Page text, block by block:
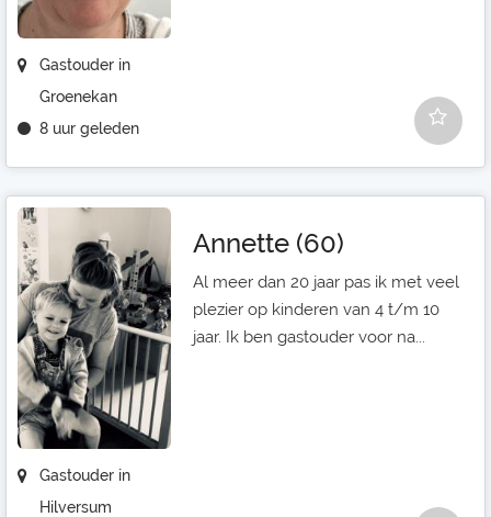
Gastouder in
Groenekan
8 uur geleden
Gastouder in
Hilversum
Annette (60)
Al meer dan 20 jaar pas ik met veel
plezier op kinderen van 4 t/m 10
jaar. Ik ben gastouder voor na...